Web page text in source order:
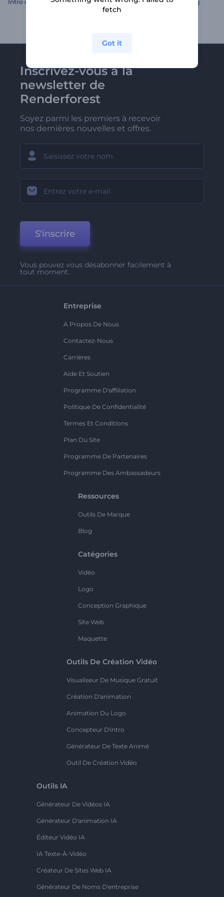
Intro des vœux de Noël Animations de Lailat al Miraj
Inscrivez-vous à la
newsletter de
Renderforest
Soyez parmi les premiers à recevoir
nos dernières nouvelles et offres.
S'inscrire
Vous pouvez vous désabonner facilement à
tout moment.
Entreprise
A Propos De Nous
Contactez-Nous
Carrières
Aide Et Soutien
Programme D'affiliation
Politique De Confidentialité
Termes Et Conditions
Plan Du Site
Programme De Partenaires
Programme Des Ambassadeurs
Ressources
Outils De Marque
Blog
Catégories
Vidéo
Logo
Conception Graphique
Site Web
Maquette
Outils De Création Vidéo
Visualiseur De Musique Gratuit
Création D'animation
Animation Du Logo
Concepteur D'intro
Générateur De Texte Animé
Outil De Création Vidéo
Outils IA
Générateur De Vidéos IA
Générateur D'animation IA
Éditeur Vidéo IA
IA Texte-À-Vidéo
Créateur De Sites Web IA
Générateur De Noms D'entreprise
fetch
Got it